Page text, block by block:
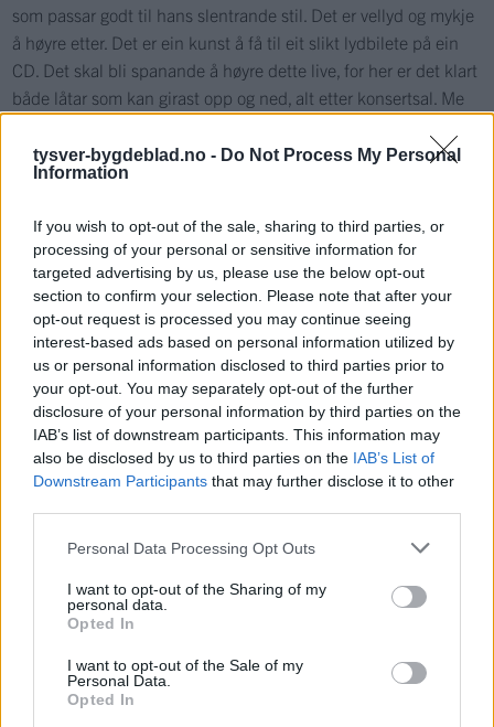
tysver-bygdeblad.no - Do Not Process My Personal
Information
If you wish to opt-out of the sale, sharing to third parties, or
processing of your personal or sensitive information for
targeted advertising by us, please use the below opt-out
section to confirm your selection. Please note that after your
opt-out request is processed you may continue seeing
interest-based ads based on personal information utilized by
us or personal information disclosed to third parties prior to
your opt-out. You may separately opt-out of the further
disclosure of your personal information by third parties on the
IAB’s list of downstream participants. This information may
also be disclosed by us to third parties on the IAB’s List of
Downstream Participants that may further disclose it to other
Personal Data Processing Opt Outs
I want to opt-out of the Sharing of my
personal data.
Opted In
I want to opt-out of the Sale of my
Personal Data.
Opted In
som passar godt til hans slentrande stil. Det er vellyd og mykje
å høyre etter. Det er ein kunst å få til eit slikt lydbilete på ein
CD. Det skal bli spanande å høyre dette live, for her er det klart
både låtar som kan girast opp og ned, alt etter konsertsal. Me
«Tid» har låtar som er klare seksarar og minst like klare firarar.
Faktaboks
Tid
Gunnar Toft
Gunnar Toft – vokal og gitarer
Jarle Strømsvold – gitarer og vokal
Lars Eirik Støle – tangenter
Yngve Askeland – basser
Karl Christian Grønhaug – blåseinstrumenter
Øyvind Børgesen – slagverk